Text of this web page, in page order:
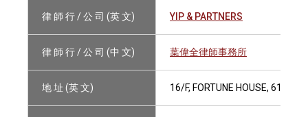
律 師 行 / 公 司 (英 文) YIP & PARTNERS
律 師 行 / 公 司 (中 文) 葉偉全律師事務所
地 址 (英 文) 16/F, FORTUNE HOUSE, 61